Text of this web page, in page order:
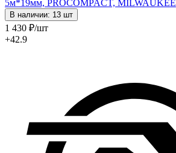
5м*19мм, PROCOMPACT, MILWAUKEE
В наличии: 13 шт
1 430 ₽/шт
+42.9